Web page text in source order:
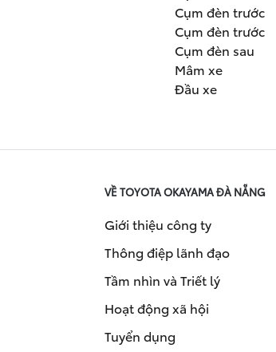
Cụm đèn trước
Cụm đèn trước
Cụm đèn sau
Mâm xe
Đầu xe
VỀ TOYOTA OKAYAMA ĐÀ NẴNG
Giới thiệu công ty
Thông điệp lãnh đạo
Tầm nhìn và Triết lý
Hoạt động xã hội
Tuyển dụng